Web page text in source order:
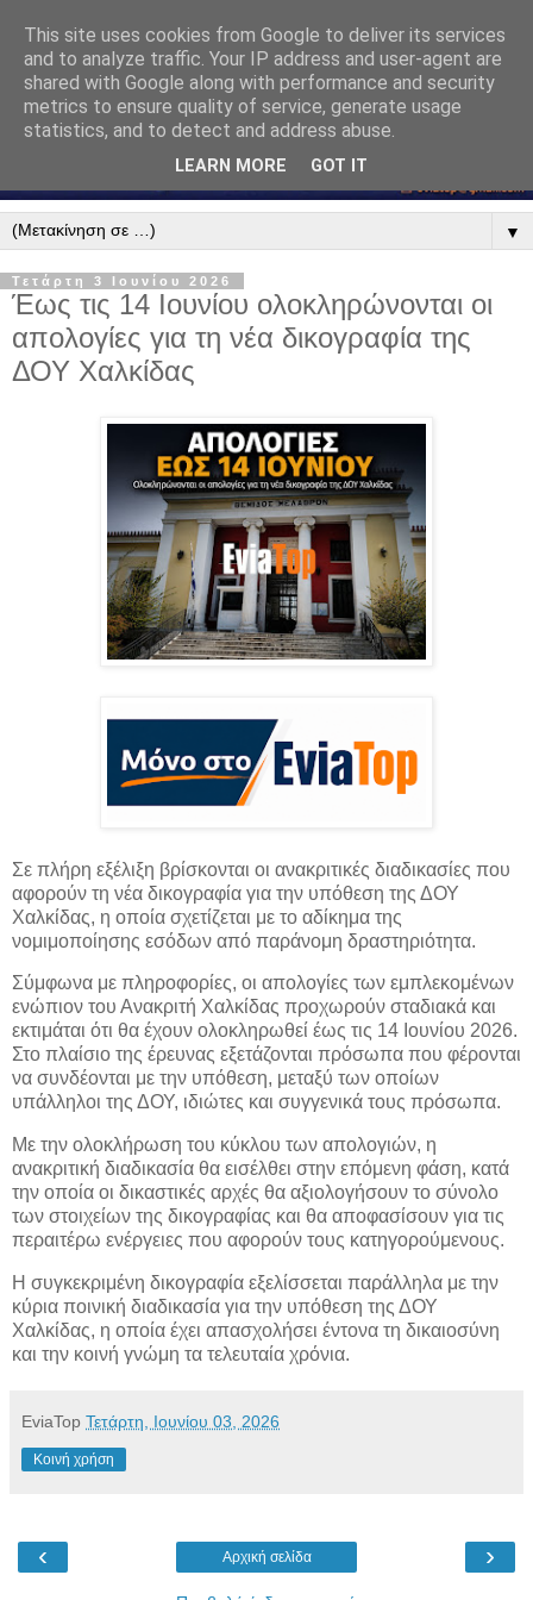
▼
Τετάρτη 3 Ιουνίου 2026
Έως τις 14 Ιουνίου ολοκληρώνονται οι
απολογίες για τη νέα δικογραφία της
ΔΟΥ Χαλκίδας
Σε πλήρη εξέλιξη βρίσκονται οι ανακριτικές διαδικασίες που
αφορούν τη νέα δικογραφία για την υπόθεση της ΔΟΥ
Χαλκίδας, η οποία σχετίζεται με το αδίκημα της
νομιμοποίησης εσόδων από παράνομη δραστηριότητα.
Σύμφωνα με πληροφορίες, οι απολογίες των εμπλεκομένων
ενώπιον του Ανακριτή Χαλκίδας προχωρούν σταδιακά και
εκτιμάται ότι θα έχουν ολοκληρωθεί έως τις 14 Ιουνίου 2026.
Στο πλαίσιο της έρευνας εξετάζονται πρόσωπα που φέρονται
να συνδέονται με την υπόθεση, μεταξύ των οποίων
υπάλληλοι της ΔΟΥ, ιδιώτες και συγγενικά τους πρόσωπα.
Με την ολοκλήρωση του κύκλου των απολογιών, η
ανακριτική διαδικασία θα εισέλθει στην επόμενη φάση, κατά
την οποία οι δικαστικές αρχές θα αξιολογήσουν το σύνολο
των στοιχείων της δικογραφίας και θα αποφασίσουν για τις
περαιτέρω ενέργειες που αφορούν τους κατηγορούμενους.
Η συγκεκριμένη δικογραφία εξελίσσεται παράλληλα με την
κύρια ποινική διαδικασία για την υπόθεση της ΔΟΥ
Χαλκίδας, η οποία έχει απασχολήσει έντονα τη δικαιοσύνη
και την κοινή γνώμη τα τελευταία χρόνια.
EviaTop Τετάρτη, Ιουνίου 03, 2026
Κοινή χρήση
‹ ›
Αρχική σελίδα
This site uses cookies from Google to deliver its services
and to analyze traffic. Your IP address and user-agent are
shared with Google along with performance and security
metrics to ensure quality of service, generate usage
statistics, and to detect and address abuse.
LEARN MORE GOT IT